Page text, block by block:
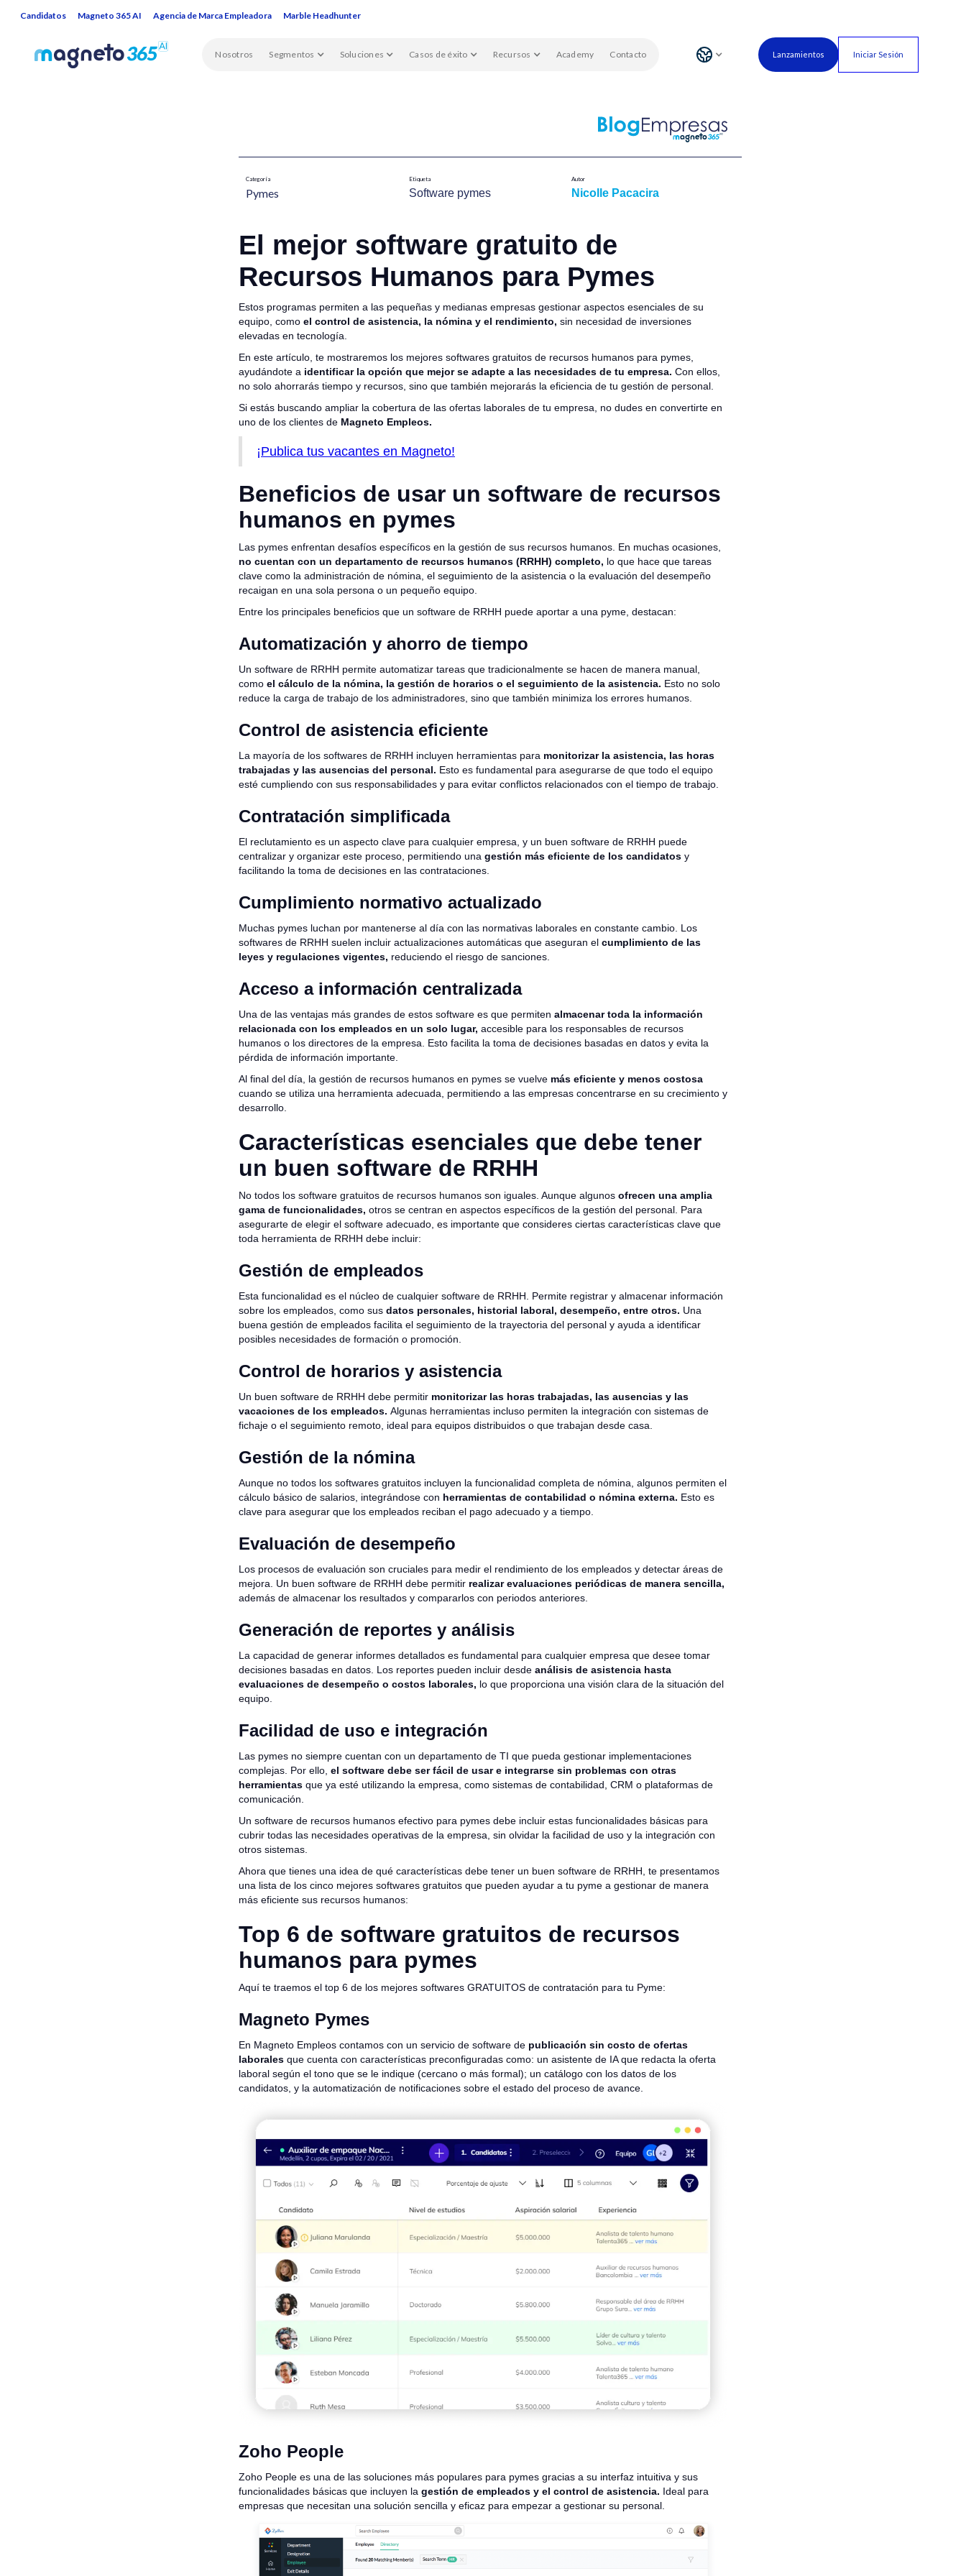
Candidatos Magneto 365 AI Agencia de Marca Empleadora Marble Headhunter
Nosotros Segmentos Soluciones Casos de éxito Recursos Academy Contacto Lanzamientos Iniciar Sesión
Categoría
Pymes​
Etiqueta
Software pymes​
Autor
Nicolle Pacacira
El mejor software gratuito de
Recursos Humanos para Pymes
Estos programas permiten a las pequeñas y medianas empresas gestionar aspectos esenciales de su
equipo, como el control de asistencia, la nómina y el rendimiento, sin necesidad de inversiones
elevadas en tecnología.
En este artículo, te mostraremos los mejores softwares gratuitos de recursos humanos para pymes,
ayudándote a identificar la opción que mejor se adapte a las necesidades de tu empresa. Con ellos,
no solo ahorrarás tiempo y recursos, sino que también mejorarás la eficiencia de tu gestión de personal.
Si estás buscando ampliar la cobertura de las ofertas laborales de tu empresa, no dudes en convertirte en
uno de los clientes de Magneto Empleos.
¡Publica tus vacantes en Magneto!
Beneficios de usar un software de recursos
humanos en pymes
Las pymes enfrentan desafíos específicos en la gestión de sus recursos humanos. En muchas ocasiones,
no cuentan con un departamento de recursos humanos (RRHH) completo, lo que hace que tareas
clave como la administración de nómina, el seguimiento de la asistencia o la evaluación del desempeño
recaigan en una sola persona o un pequeño equipo.
Entre los principales beneficios que un software de RRHH puede aportar a una pyme, destacan:
Automatización y ahorro de tiempo
Un software de RRHH permite automatizar tareas que tradicionalmente se hacen de manera manual,
como el cálculo de la nómina, la gestión de horarios o el seguimiento de la asistencia. Esto no solo
reduce la carga de trabajo de los administradores, sino que también minimiza los errores humanos.
Control de asistencia eficiente
La mayoría de los softwares de RRHH incluyen herramientas para monitorizar la asistencia, las horas
trabajadas y las ausencias del personal. Esto es fundamental para asegurarse de que todo el equipo
esté cumpliendo con sus responsabilidades y para evitar conflictos relacionados con el tiempo de trabajo.
Contratación simplificada
El reclutamiento es un aspecto clave para cualquier empresa, y un buen software de RRHH puede
centralizar y organizar este proceso, permitiendo una gestión más eficiente de los candidatos y
facilitando la toma de decisiones en las contrataciones.
Cumplimiento normativo actualizado
Muchas pymes luchan por mantenerse al día con las normativas laborales en constante cambio. Los
softwares de RRHH suelen incluir actualizaciones automáticas que aseguran el cumplimiento de las
leyes y regulaciones vigentes, reduciendo el riesgo de sanciones.
Acceso a información centralizada
Una de las ventajas más grandes de estos software es que permiten almacenar toda la información
relacionada con los empleados en un solo lugar, accesible para los responsables de recursos
humanos o los directores de la empresa. Esto facilita la toma de decisiones basadas en datos y evita la
pérdida de información importante.
Al final del día, la gestión de recursos humanos en pymes se vuelve más eficiente y menos costosa
cuando se utiliza una herramienta adecuada, permitiendo a las empresas concentrarse en su crecimiento y
desarrollo.
Características esenciales que debe tener
un buen software de RRHH
No todos los software gratuitos de recursos humanos son iguales. Aunque algunos ofrecen una amplia
gama de funcionalidades, otros se centran en aspectos específicos de la gestión del personal. Para
asegurarte de elegir el software adecuado, es importante que consideres ciertas características clave que
toda herramienta de RRHH debe incluir:
Gestión de empleados
Esta funcionalidad es el núcleo de cualquier software de RRHH. Permite registrar y almacenar información
sobre los empleados, como sus datos personales, historial laboral, desempeño, entre otros. Una
buena gestión de empleados facilita el seguimiento de la trayectoria del personal y ayuda a identificar
posibles necesidades de formación o promoción.
Control de horarios y asistencia
Un buen software de RRHH debe permitir monitorizar las horas trabajadas, las ausencias y las
vacaciones de los empleados. Algunas herramientas incluso permiten la integración con sistemas de
fichaje o el seguimiento remoto, ideal para equipos distribuidos o que trabajan desde casa.
Gestión de la nómina
Aunque no todos los softwares gratuitos incluyen la funcionalidad completa de nómina, algunos permiten el
cálculo básico de salarios, integrándose con herramientas de contabilidad o nómina externa. Esto es
clave para asegurar que los empleados reciban el pago adecuado y a tiempo.
Evaluación de desempeño
Los procesos de evaluación son cruciales para medir el rendimiento de los empleados y detectar áreas de
mejora. Un buen software de RRHH debe permitir realizar evaluaciones periódicas de manera sencilla,
además de almacenar los resultados y compararlos con periodos anteriores.
Generación de reportes y análisis
La capacidad de generar informes detallados es fundamental para cualquier empresa que desee tomar
decisiones basadas en datos. Los reportes pueden incluir desde análisis de asistencia hasta
evaluaciones de desempeño o costos laborales, lo que proporciona una visión clara de la situación del
equipo.
Facilidad de uso e integración
Las pymes no siempre cuentan con un departamento de TI que pueda gestionar implementaciones
complejas. Por ello, el software debe ser fácil de usar e integrarse sin problemas con otras
herramientas que ya esté utilizando la empresa, como sistemas de contabilidad, CRM o plataformas de
comunicación.
Un software de recursos humanos efectivo para pymes debe incluir estas funcionalidades básicas para
cubrir todas las necesidades operativas de la empresa, sin olvidar la facilidad de uso y la integración con
otros sistemas.
Ahora que tienes una idea de qué características debe tener un buen software de RRHH, te presentamos
una lista de los cinco mejores softwares gratuitos que pueden ayudar a tu pyme a gestionar de manera
más eficiente sus recursos humanos:
Top 6 de software gratuitos de recursos
humanos para pymes
Aquí te traemos el top 6 de los mejores softwares GRATUITOS de contratación para tu Pyme:
Magneto Pymes
En Magneto Empleos contamos con un servicio de software de publicación sin costo de ofertas
laborales que cuenta con características preconfiguradas como: un asistente de IA que redacta la oferta
laboral según el tono que se le indique (cercano o más formal); un catálogo con los datos de los
candidatos, y la automatización de notificaciones sobre el estado del proceso de avance.
Zoho People
Zoho People es una de las soluciones más populares para pymes gracias a su interfaz intuitiva y sus
funcionalidades básicas que incluyen la gestión de empleados y el control de asistencia. Ideal para
empresas que necesitan una solución sencilla y eficaz para empezar a gestionar su personal.